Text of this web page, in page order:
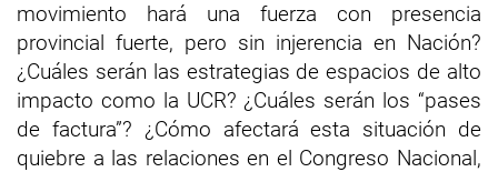
movimiento hará una fuerza con presencia
provincial fuerte, pero sin injerencia en Nación?
¿Cuáles serán las estrategias de espacios de alto
impacto como la UCR? ¿Cuáles serán los “pases
de factura”? ¿Cómo afectará esta situación de
quiebre a las relaciones en el Congreso Nacional,